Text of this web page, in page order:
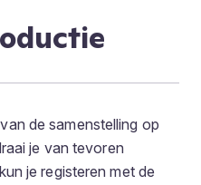
de samenstelling op
je van tevoren
je registeren met de